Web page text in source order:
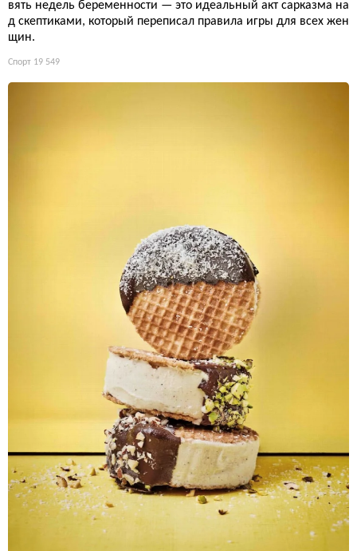
вять недель беременности — это идеальный акт сарказма на
д скептиками, который переписал правила игры для всех жен
щин.
Спорт 19 549